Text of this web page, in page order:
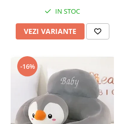
IN STOC
VEZI VARIANTE
-16%